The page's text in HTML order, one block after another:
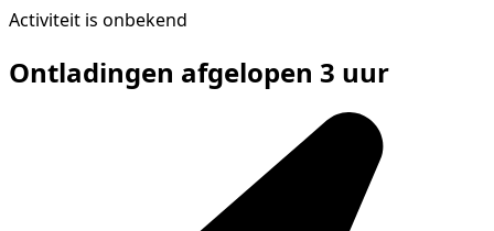
Activiteit is onbekend
Ontladingen afgelopen 3 uur